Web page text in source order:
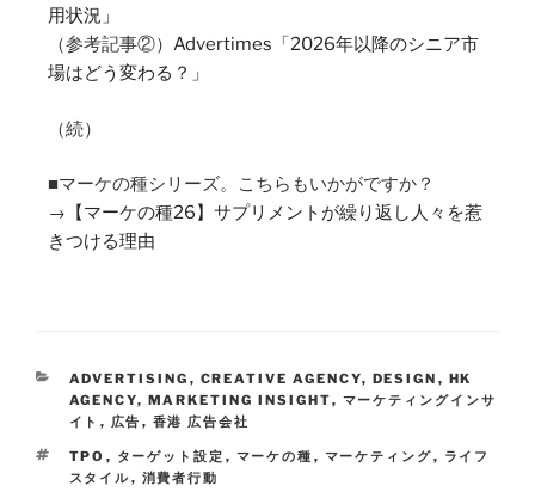
用状況」
（参考記事②） Advertimes「2026年以降のシニア市
場はどう変わる？」
（続）
■マーケの種シリーズ。こちらもいかがですか？
→ 【マーケの種26】サプリメントが繰り返し人々を惹
きつける理由
ADVERTISING , CREATIVE AGENCY, DESIGN , HK
AGENCY, MARKETING INSIGHT, マーケティングインサ
イト , 広告 , 香港 広告会社
TPO , ターゲット設定 , マーケの種 , マーケティング, ライフ
スタイル, 消費者行動